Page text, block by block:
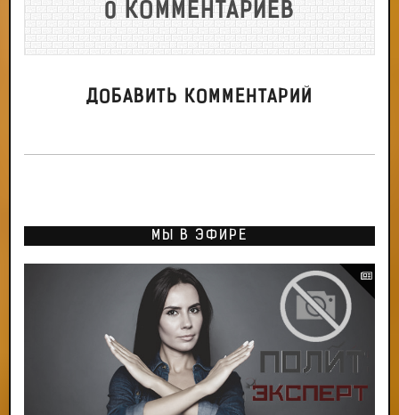
0 КОММЕНТАРИЕВ
ДОБАВИТЬ КОММЕНТАРИЙ
МЫ В ЭФИРЕ